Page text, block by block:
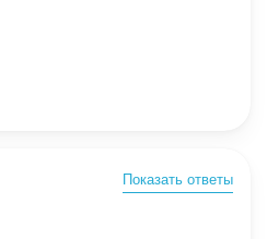
Показать ответы